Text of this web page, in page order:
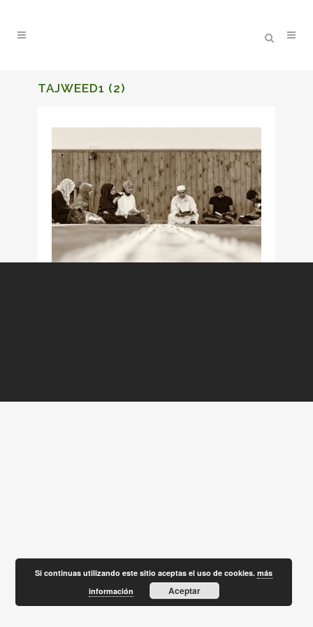
TAJWEED1 (2)
Si continuas utilizando este sitio aceptas el uso de cookies.más
información
Aceptar